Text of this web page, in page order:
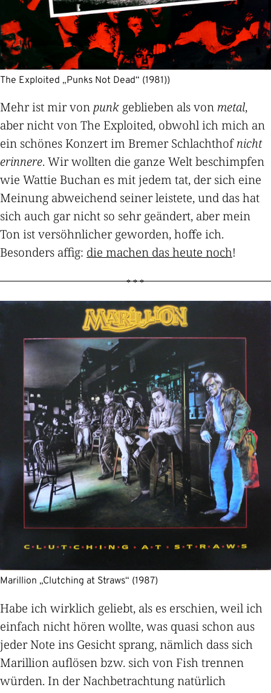
The Exploited „Punks Not Dead“ (1981))
Mehr ist mir vonpunk geblieben als von metal,
aber nicht von The Exploited, obwohl ich mich an
ein schönes Konzert im Bremer Schlachthofnicht
erinnere. Wir wollten die ganze Welt beschimpfen
wie Wattie Buchan es mit jedem tat, der sich eine
Meinung abweichend seiner leistete, und das hat
sich auch gar nicht so sehr geändert, aber mein
Ton ist versöhnlicher geworden, hoffe ich.
Besonders affig: die machen das heute noch!
Marillion „Clutching at Straws“ (1987)
Habe ich wirklich geliebt, als es erschien, weil ich
einfach nicht hören wollte, was quasi schon aus
jeder Note ins Gesicht sprang, nämlich dass sich
Marillion auflösen bzw. sich von Fish trennen
würden. In der Nachbetrachtung natürlich